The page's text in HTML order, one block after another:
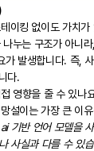
이킹 없이도 가치가
누는 구조가 아니
가 발생합니다. 즉,
다.
영향을 줄 수 있나
설이는 가장 큰 이
반 언어 모델을 사
사실과 다를 수 있